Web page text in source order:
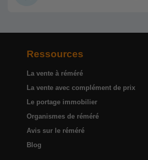
Ressources
La vente à réméré
La vente avec complément de prix
Le portage immobilier
Organismes de réméré
Avis sur le réméré
Blog